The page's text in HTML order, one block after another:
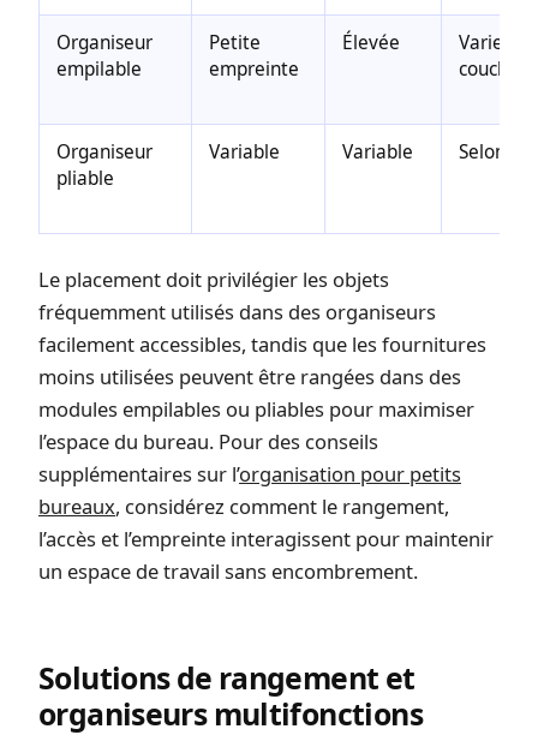
Organiseur
empilable
Petite
empreinte
Élevée
Varie
couche
Organiseur
pliable
Variable Variable Selon
Le placement doit privilégier les objets
fréquemment utilisés dans des organiseurs
facilement accessibles, tandis que les fournitures
moins utilisées peuvent être rangées dans des
modules empilables ou pliables pour maximiser
l’espace du bureau. Pour des conseils
supplémentaires sur l’organisation pour petits
bureaux, considérez comment le rangement,
l’accès et l’empreinte interagissent pour maintenir
un espace de travail sans encombrement.
Solutions de rangement et
organiseurs multifonctions